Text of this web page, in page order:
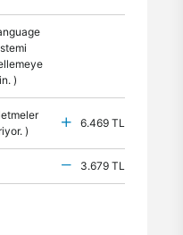
)
)
6.469 TL
3.679 TL